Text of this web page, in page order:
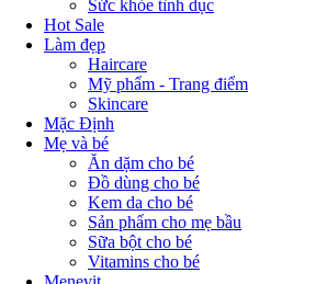
Sức khỏe tình dục
Hot Sale
Làm đẹp
Haircare
Mỹ phẩm - Trang điểm
Skincare
Mặc Định
Mẹ và bé
Ăn dặm cho bé
Đồ dùng cho bé
Kem da cho bé
Sản phẩm cho mẹ bầu
Sữa bột cho bé
Vitamins cho bé